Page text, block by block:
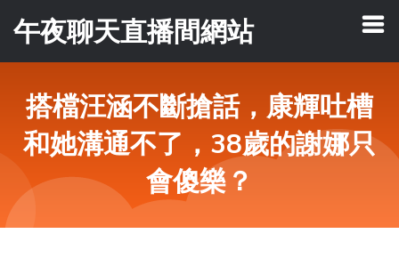
午夜聊天直播間網站
搭檔汪涵不斷搶話，康輝吐槽
和她溝通不了，38歲的謝娜只
會傻樂？